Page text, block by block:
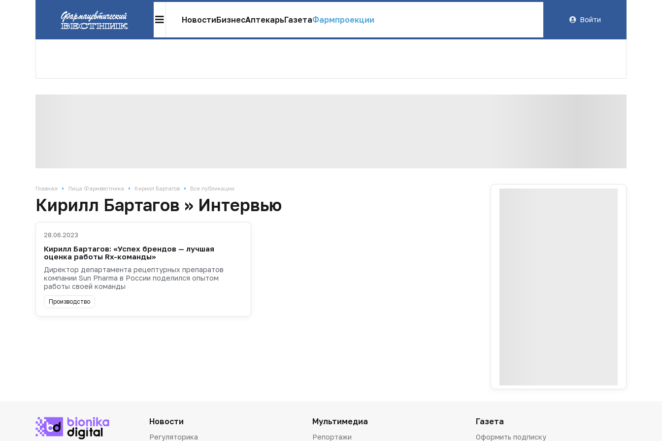
НовостиБизнесАптекарьГазетаФармпроекции Войти
Главная • Лица Фармвестника • Кирилл Бартагов • Все публикации
Кирилл Бартагов » Интервью
28.06.2023
Кирилл Бартагов: «Успех брендов — лучшая
оценка работы Rx-команды»
Директор департамента рецептурных препаратов
компании Sun Pharma в России поделился опытом
работы своей команды
Производство
Новости
Регуляторика
Мультимедиа
Репортажи
Газета
Оформить подписку